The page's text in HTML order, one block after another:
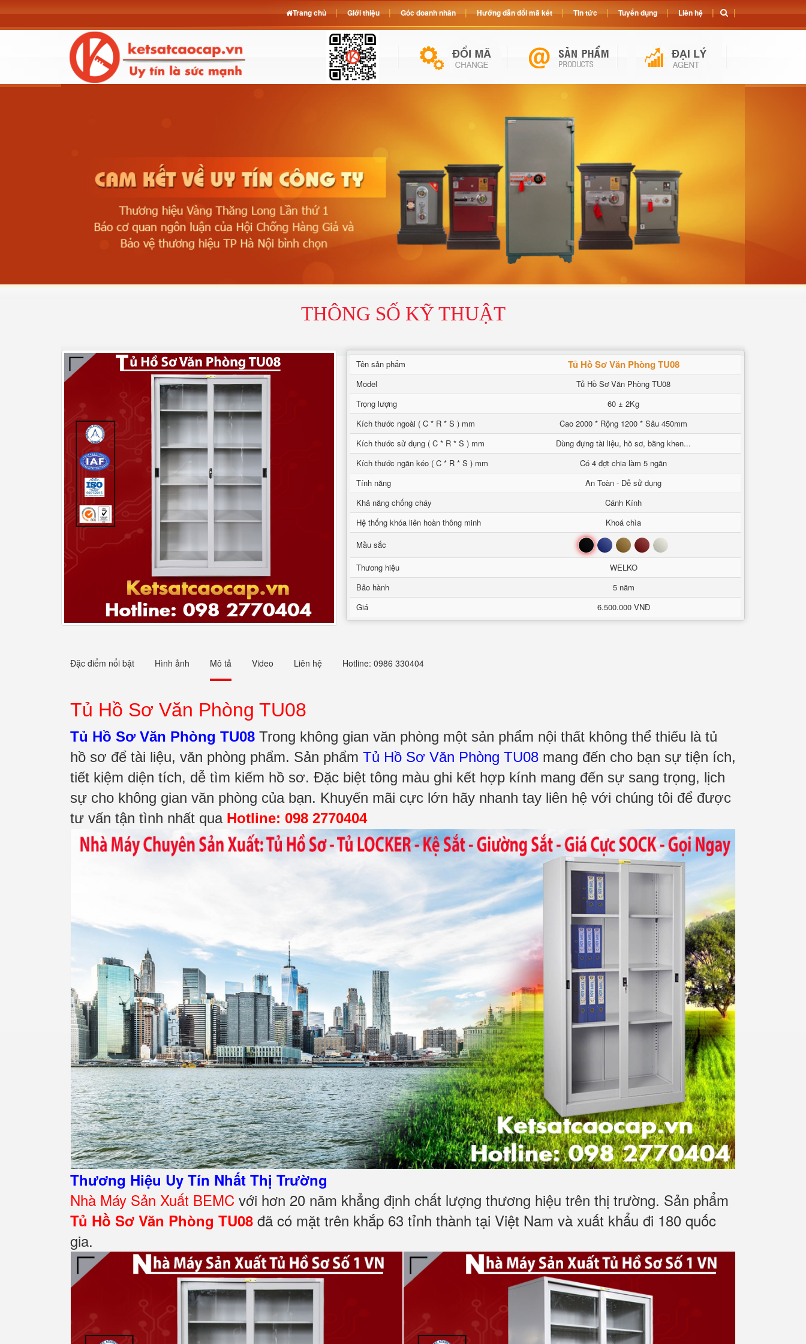
THÔNG SỐ KỸ THUẬT
Tên sản phẩm Tủ Hồ Sơ Văn Phòng TU08
Model
Tủ Hồ Sơ Văn Phòng TU08
Trọng lượng
60 ± 2Kg
Kích thước ngoài ( C * R * S ) mm
Cao 2000 * Rộng 1200 * Sâu 450mm
Kích thước sử dụng ( C * R * S ) mm
Dùng đựng tài liệu, hồ sơ, bằng khen...
Kích thước ngăn kéo ( C * R * S ) mm
Có 4 đợt chia làm 5 ngăn
Tính năng
An Toàn - Dễ sử dụng
Khả năng chống cháy
Cánh Kính
Hệ thống khóa liên hoàn thông minh
Khoá chìa
Mầu sắc
Đen Xanh Nâu Đỏ Trắng
Thương hiệu
WELKO
Bảo hành
5 năm
Giá
6.500.000 VNĐ
Đặc điểm nổi bật Hình ảnh Mô tả Video Liên hệ Hotline: 0986 330404
Tủ Hồ Sơ Văn Phòng TU08
Tủ Hồ Sơ Văn Phòng TU08 Trong không gian văn phòng một sản phẩm nội thất không thể thiếu là tủ
hồ sơ để tài liệu, văn phòng phẩm. Sản phẩm Tủ Hồ Sơ Văn Phòng TU08 mang đến cho bạn sự tiện ích,
tiết kiệm diện tích, dễ tìm kiếm hồ sơ. Đặc biệt tông màu ghi kết hợp kính mang đến sự sang trọng, lịch
sự cho không gian văn phòng của bạn. Khuyến mãi cực lớn hãy nhanh tay liên hệ với chúng tôi để được
tư vấn tận tình nhất qua Hotline: 098 2770404
Thương Hiệu Uy Tín Nhất Thị Trường
Nhà Máy Sản Xuất BEMC với hơn 20 năm khẳng định chất lượng thương hiệu trên thị trường. Sản phẩm
Tủ Hồ Sơ Văn Phòng TU08 đã có mặt trên khắp 63 tỉnh thành tại Việt Nam và xuất khẩu đi 180 quốc
gia.
Trang chủ Giới thiệu Góc doanh nhân Hướng dẫn đổi mã két Tin tức Tuyển dụng Liên hệ